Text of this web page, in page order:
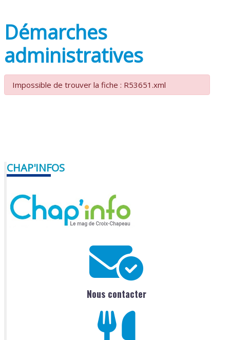
Démarches
administratives
Impossible de trouver la fiche : R53651.xml
CHAP'INFOS
Nous contacter